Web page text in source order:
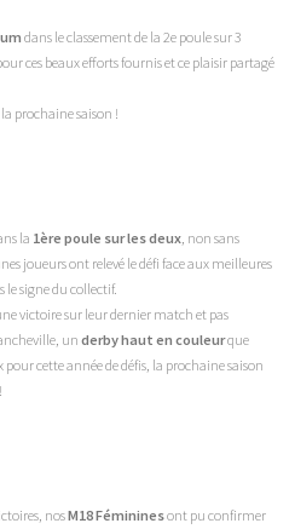
dans le classement de la 2e poule sur 3
ces beaux efforts fournis et ce plaisir partagé
prochaine saison !
la 1ère poule sur les deux , non sans
joueurs ont relevé le défi face aux meilleures
le signe du collectif.
victoire sur leur dernier match et pas
un derby haut en couleurque
cette année de défis, la prochaine saison
nosM18 Fémininesont pu confirmer